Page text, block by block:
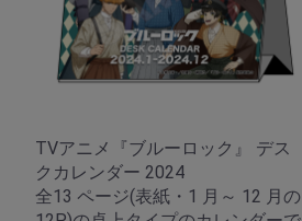
TVアニメ『ブルーロック』 デス
クカレンダー 2024
全13 ページ(表紙・1 月～ 12 月の